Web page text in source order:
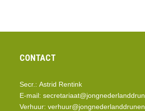
CONTACT
Secr.: Astrid Rentink
E-mail:
Verhuur: